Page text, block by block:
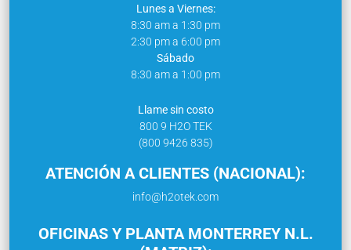
Lunes a Viernes:
8:30 am a 1:30 pm
2:30 pm a 6:00 pm
Sábado
8:30 am a 1:00 pm
Llame sin costo
800 9 H2O TEK
(800 9426 835)
ATENCIÓN A CLIENTES (NACIONAL):
info@h2otek.com
OFICINAS Y PLANTA MONTERREY N.L.